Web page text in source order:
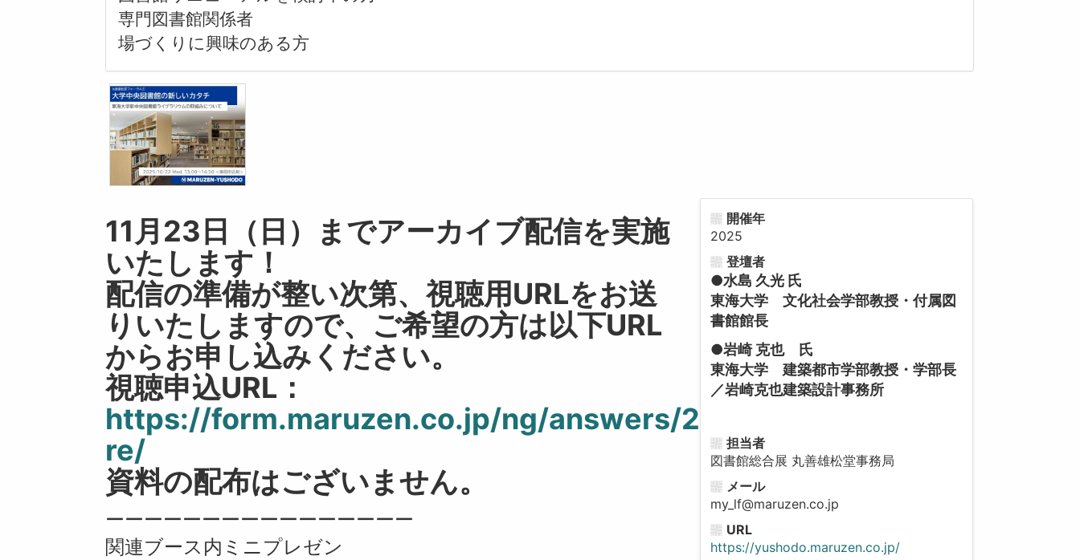
専門図書館関係者
場づくりに興味のある方
11月23日（日）までアーカイブ配信を実施
いたします！
配信の準備が整い次第、視聴用URLをお送
りいたしますので、ご希望の方は以下URL
からお申し込みください。
視聴申込URL：
https://form.maruzen.co.jp/ng/answers/2025eventA-
re/
資料の配布はございません。
ーーーーーーーーーーーーーーーー
関連ブース内ミニプレゼン
開催年
2025
登壇者
●水島 久光 氏
東海大学 文化社会学部教授・付属図
書館館長
●岩崎 克也 氏
東海大学 建築都市学部教授・学部長
／岩崎克也建築設計事務所
担当者
図書館総合展 丸善雄松堂事務局
メール
my_lf@maruzen.co.jp
URL
https://yushodo.maruzen.co.jp/